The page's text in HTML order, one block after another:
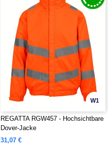
W1
REGATTA RGW457 - Hochsichtbare
Dover-Jacke
31,07 €